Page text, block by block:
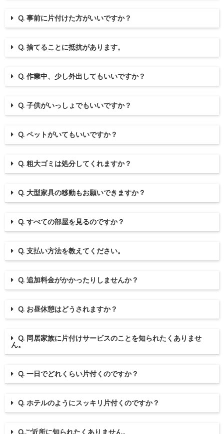
Q. 事前に片付けた方がいいですか？
Q. 捨てることに抵抗があります。
Q. 作業中、少し外出してもいいですか？
Q. 子供がいっしょでもいいですか？
Q. ペットがいてもいいですか？
Q. 粗大ゴミは処分してくれますか？
Q. 大型家具の移動もお願いできますか？
Q. すべての部屋を見るのですか？
Q. 支払い方法を教えてください。
Q. 追加料金がかかったりしませんか？
Q. お昼休憩はどうされますか？
Q. 同居家族に片付けサービスのことを知られたくありませ
ん。
Q. 一日でどれくらい片付くのですか？
Q. ホテルのようにスッキリ片付くのですか？